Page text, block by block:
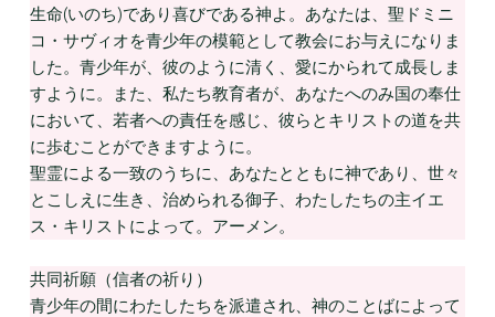
生命(いのち)であり喜びである神よ。あなたは、聖ドミニ
コ・サヴィオを青少年の模範として教会にお与えになりま
した。青少年が、彼のように清く、愛にかられて成長しま
すように。また、私たち教育者が、あなたへのみ国の奉仕
において、若者への責任を感じ、彼らとキリストの道を共
に歩むことができますように。
聖霊による一致のうちに、あなたとともに神であり、世々
とこしえに生き、治められる御子、わたしたちの主イエ
ス・キリストによって。アーメン。
共同祈願（信者の祈り）
青少年の間にわたしたちを派遣され、神のことばによって